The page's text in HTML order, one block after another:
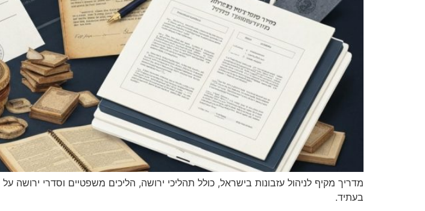
מדריך מקיף לניהול עזבונות בישראל, כולל תהליכי ירושה, הליכים משפטיים וסדרי
בעתיד.